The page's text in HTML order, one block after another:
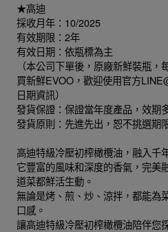
★高迪
採收月年：10/2025
有效期限：2年
有效日期：依瓶標為主
（本公司下單後，原廠新鮮裝瓶
買新鮮EVOO，歡迎使用官方
日期資訊）
發貨保證：保證當年度產品，效期
發貨原則：先進先出，恕不挑選期
高迪特級冷壓初榨橄欖油，融入千
它豐富的風味和深度的香氣，完美
道菜都鮮活生動。
無論是烤、煎、炒、涼拌，都能為
口感。
讓高迪特級冷壓初榨橄欖油陪伴您